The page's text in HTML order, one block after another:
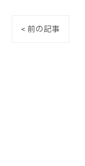
< 前の記事